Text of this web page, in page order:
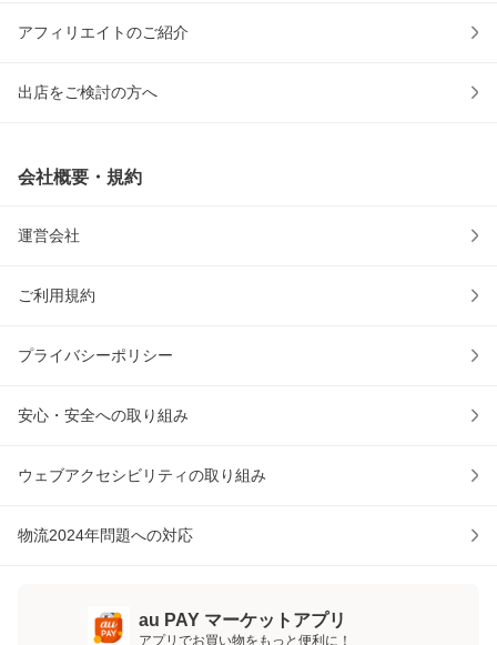
アフィリエイトのご紹介
出店をご検討の方へ
会社概要・規約
運営会社
ご利用規約
プライバシーポリシー
安心・安全への取り組み
ウェブアクセシビリティの取り組み
物流2024年問題への対応
au PAY マーケットアプリ
アプリでお買い物をもっと便利に！